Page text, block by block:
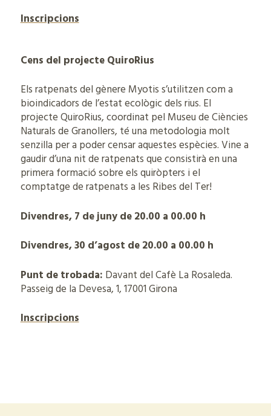
Inscripcions
Cens del projecte QuiroRius
Els ratpenats del gènere Myotis s’utilitzen com a
bioindicadors de l’estat ecològic dels rius. El
projecte QuiroRius, coordinat pel Museu de Ciències
Naturals de Granollers, té una metodologia molt
senzilla per a poder censar aquestes espècies. Vine a
gaudir d’una nit de ratpenats que consistirà en una
primera formació sobre els quiròpters i el
comptatge de ratpenats a les Ribes del Ter!
Divendres, 7 de juny de 20.00 a 00.00 h
Divendres, 30 d’agost de 20.00 a 00.00 h
Punt de trobada: Davant del Cafè La Rosaleda.
Passeig de la Devesa, 1, 17001 Girona
Inscripcions